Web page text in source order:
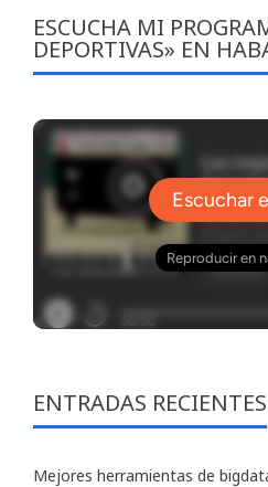
ESCUCHA MI
DEPORTIVAS» EN
ENTRADAS RECIENTES
Mejores herramientas de